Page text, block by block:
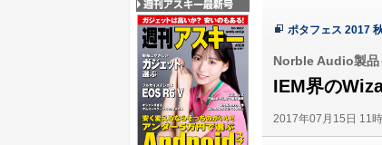
ポタフェス 2017
Norble Audio製品
IEM界の
2017年07月15日 11
週刊アスキー最新
号